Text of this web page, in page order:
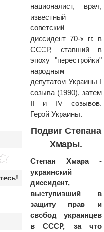
националист, врач,
известный
советский
диссидент 70-х гг. в
СССР, ставший в
эпоху "перестройки"
народным
депутатом Украины І
созыва (1990), затем
II и IV созывов.
Герой Украины.
Подвиг Степана
Хмары.
Степан Хмара -
украинский
диссидент,
выступивший в
защиту прав и
свобод украинцев
в СССР, за что